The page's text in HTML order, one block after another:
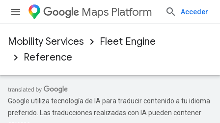
Maps Platform Acceder
Mobility Services
Fleet Engine
Reference
Google utiliza tecnología de IA para traducir contenido a tu idioma
preferido. Las traducciones realizadas con IA pueden contener